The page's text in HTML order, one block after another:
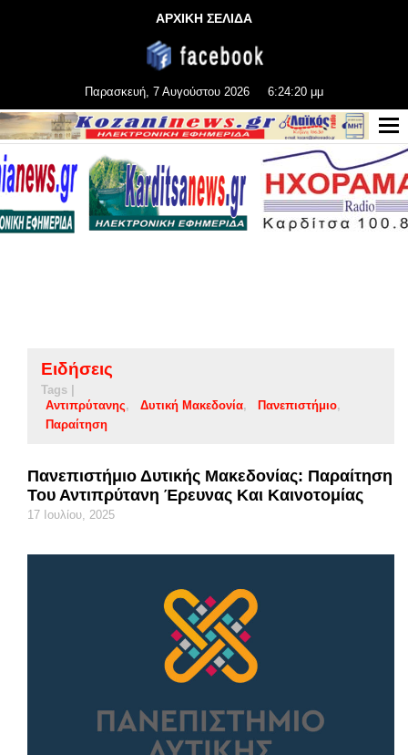
ΑΡΧΙΚΗ ΣΕΛΙΔΑ
Παρασκευή, 7 Αυγούστου 2026 6:24:21 μμ
Ειδήσεις
Tags |
Αντιπρύτανης
Δυτική Μακεδονία
Πανεπιστήμιο
Παραίτηση
Πανεπιστήμιο Δυτικής Μακεδονίας: Παραίτηση
Του Αντιπρύτανη Έρευνας Και Καινοτομίας
17 Ιουλίου, 2025